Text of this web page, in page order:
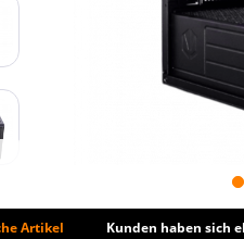
Artikel Kunden haben sich